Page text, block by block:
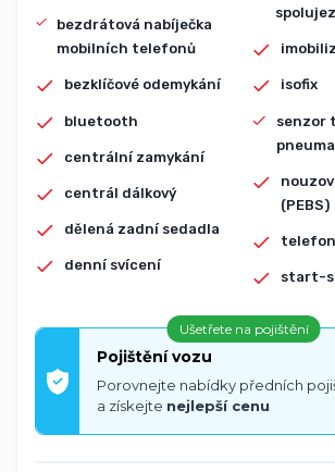
bezdrátová nabíječka
mobilních telefonů
bezklíčové odemykání
bluetooth
centrální zamykání
centrál dálkový
dělená zadní sedadla
denní svícení
isofix
senzor
(PEBS)
telefon
start-
Ušetřete na pojištění
Pojištění vozu
Porovnejte nabídky předních
a získejte nejlepší cenu